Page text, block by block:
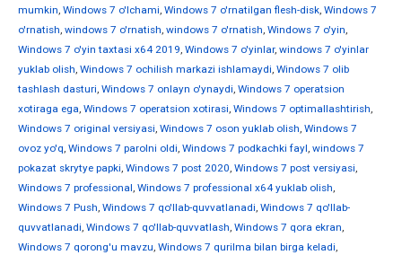
mumkin, Windows 7 o'lchami, Windows 7 o'rnatilgan flesh-disk, Windows 7
o'rnatish, windows 7 o'rnatish, windows 7 o'rnatish, Windows 7 o'yin,
Windows 7 o'yin taxtasi x64 2019, Windows 7 o'yinlar, windows 7 o'yinlar
yuklab olish, Windows 7 ochilish markazi ishlamaydi, Windows 7 olib
tashlash dasturi, Windows 7 onlayn o'ynaydi, Windows 7 operatsion
xotiraga ega, Windows 7 operatsion xotirasi, Windows 7 optimallashtirish,
Windows 7 original versiyasi, Windows 7 oson yuklab olish, Windows 7
ovoz yo'q, Windows 7 parolni oldi, Windows 7 podkachki fayl, windows 7
pokazat skrytye papki, Windows 7 post 2020, Windows 7 post versiyasi,
Windows 7 professional, Windows 7 professional x64 yuklab olish,
Windows 7 Push, Windows 7 qo'llab-quvvatlanadi, Windows 7 qo'llab-
quvvatlanadi, Windows 7 qo'llab-quvvatlash, Windows 7 qora ekran,
Windows 7 qorong'u mavzu, Windows 7 qurilma bilan birga keladi,